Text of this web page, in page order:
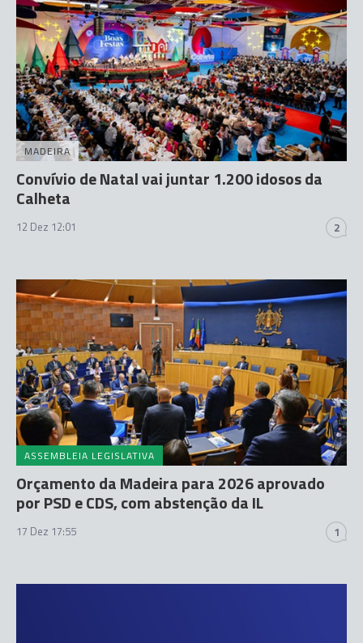
MADEIRA
Convívio de Natal vai juntar 1.200 idosos da
Calheta
12 Dez 12:01 2
ASSEMBLEIA LEGISLATIVA
Orçamento da Madeira para 2026 aprovado
por PSD e CDS, com abstenção da IL
17 Dez 17:55 1